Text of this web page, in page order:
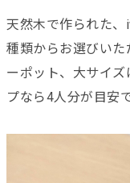
天然木で作られた
種類からお選びいた
ーポット、大サイ
プなら4人分が目安で